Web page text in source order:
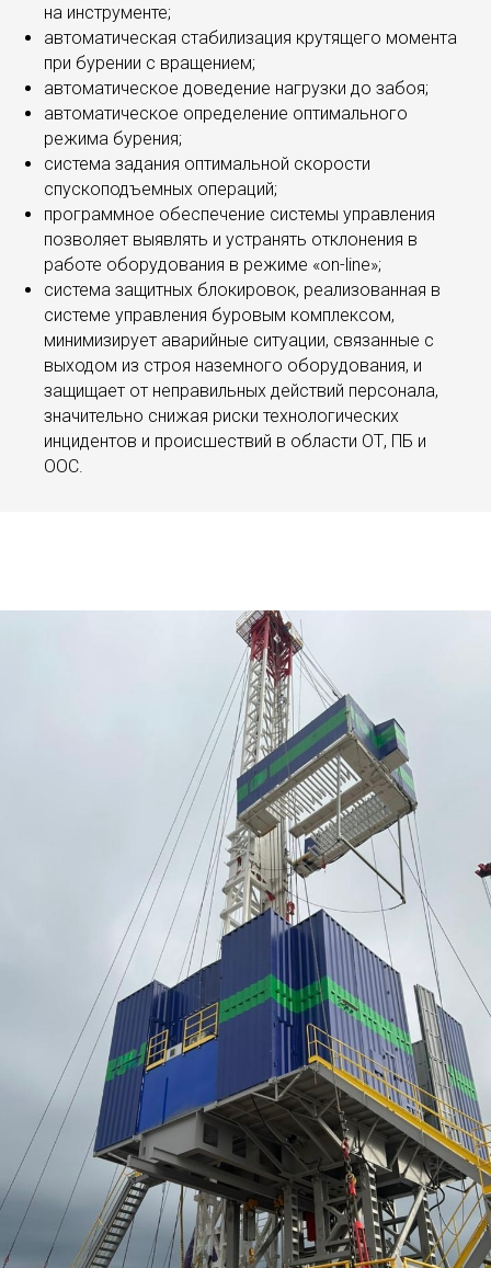
на инструменте;
автоматическая стабилизация крутящего момента
при бурении с вращением;
автоматическое доведение нагрузки до забоя;
автоматическое определение оптимального
режима бурения;
система задания оптимальной скорости
спускоподъемных операций;
программное обеспечение системы управления
позволяет выявлять и устранять отклонения в
работе оборудования в режиме «on-line»;
система защитных блокировок, реализованная в
системе управления буровым комплексом,
минимизирует аварийные ситуации, связанные с
выходом из строя наземного оборудования, и
защищает от неправильных действий персонала,
значительно снижая риски технологических
инцидентов и происшествий в области ОТ, ПБ и
ООС.